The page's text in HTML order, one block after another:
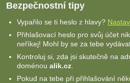
Bezpečnostní tipy
Vypařilo se ti heslo z hlavy?
Přihlašovací heslo pro svůj účet
neříkej! Mohl by se za tebe
Kontroluj si, zda jsi skutečně na
doménou alik.cz.
Pokud na tebe při přihlašování